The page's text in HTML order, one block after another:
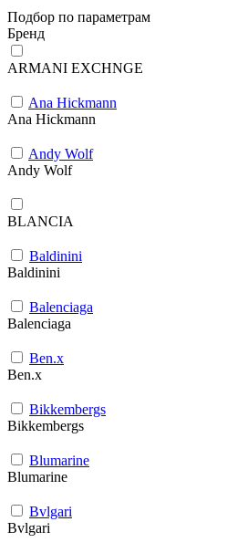
Подбор по параметрам
Бренд
ARMANI EXCHNGE
Ana Hickmann
Ana Hickmann
Andy Wolf
Andy Wolf
BLANCIA
Baldinini
Baldinini
Balenciaga
Balenciaga
Ben.x
Ben.x
Bikkembergs
Bikkembergs
Blumarine
Blumarine
Bvlgari
Bvlgari